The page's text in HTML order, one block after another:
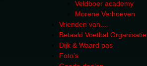
Veldboer academy
Morene Verhoeven
Vrienden van....
Betaald Voetbal Organisatie
Dijk & Waard pas
Foto's